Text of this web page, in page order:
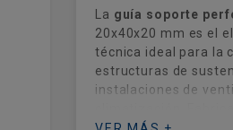
La guía soporte
20x40x20 mm es el
técnica ideal para la
estructuras de
instalaciones de